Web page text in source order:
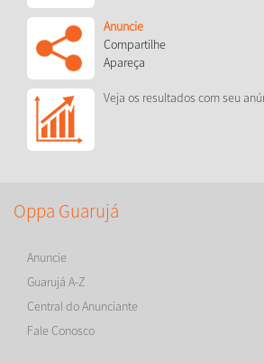
Anuncie
Compartilhe
Apareça
Veja os resultados com seu
Oppa Guarujá
Anuncie
Guarujá A-Z
Central do Anunciante
Fale Conosco